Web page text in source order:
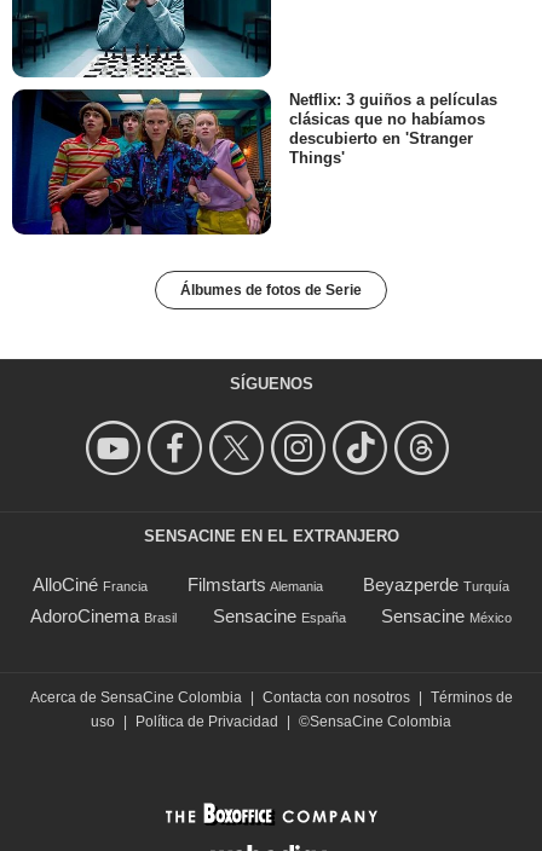
Netflix: 3 guiños a películas
clásicas que no habíamos
descubierto en 'Stranger
Things'
Álbumes de fotos de Serie
SÍGUENOS
SENSACINE EN EL EXTRANJERO
AlloCiné Francia Filmstarts Alemania Beyazperde Turquía
AdoroCinema Brasil Sensacine España Sensacine México
Acerca de SensaCine Colombia Contacta con nosotros
Términos de
uso
Política de Privacidad ©SensaCine Colombia